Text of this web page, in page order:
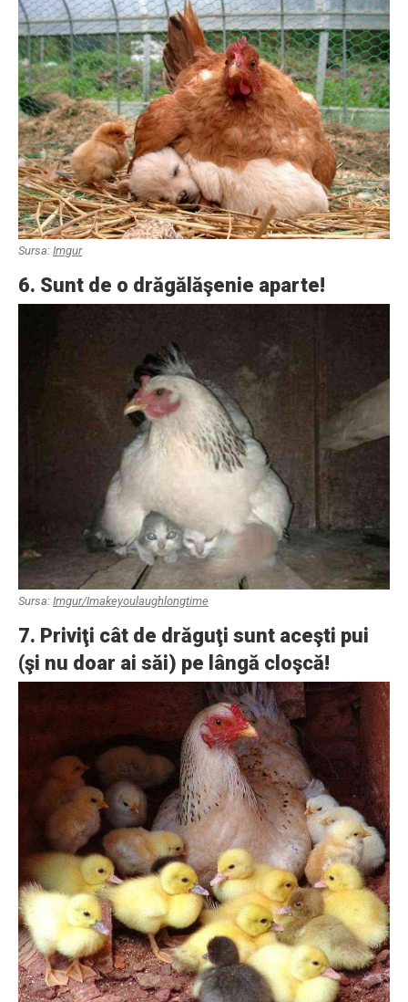
Sursa: Imgur
6. Sunt de o drăgălăşenie aparte!
Sursa: Imgur/Imakeyoulaughlongtime
7. Priviţi cât de drăguţi sunt aceşti pui
(şi nu doar ai săi) pe lângă cloşcă!